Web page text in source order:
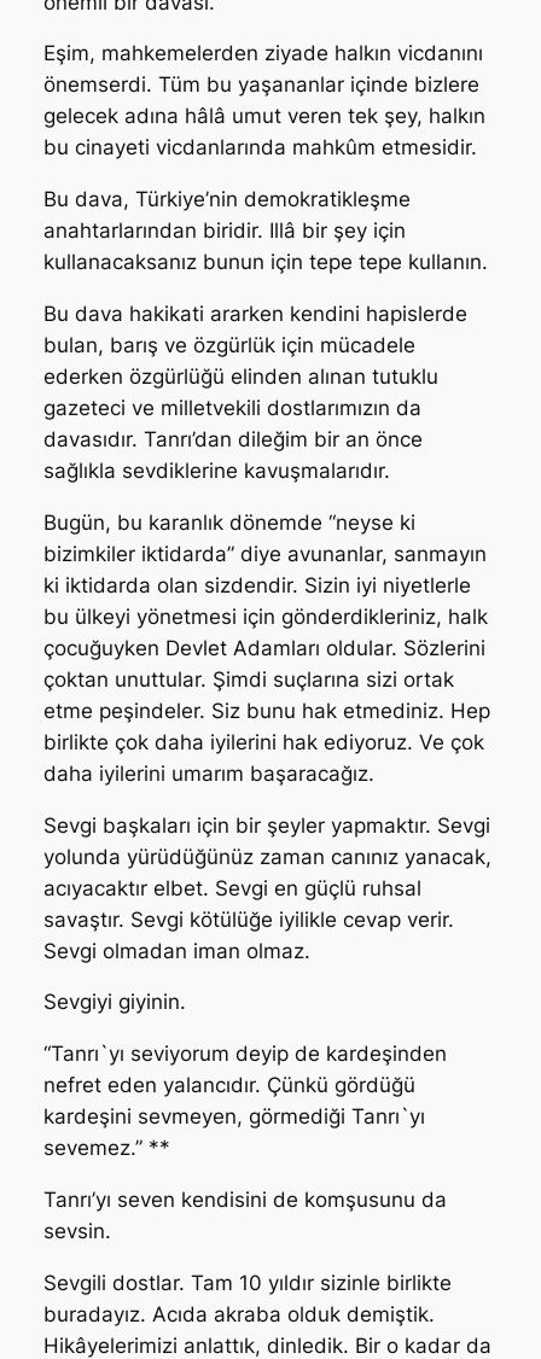
Eşim, mahkemelerden ziyade halkın vicdanını
önemserdi. Tüm bu yaşananlar içinde bizlere
gelecek adına hâlâ umut veren tek şey, halkın
bu cinayeti vicdanlarında mahkûm etmesidir.
Bu dava, Türkiye’nin demokratikleşme
anahtarlarından biridir. Illâ bir şey için
kullanacaksanız bunun için tepe tepe kullanın.
Bu dava hakikati ararken kendini hapislerde
bulan, barış ve özgürlük için mücadele
ederken özgürlüğü elinden alınan tutuklu
gazeteci ve milletvekili dostlarımızın da
davasıdır. Tanrı’dan dileğim bir an önce
sağlıkla sevdiklerine kavuşmalarıdır.
Bugün, bu karanlık dönemde “neyse ki
bizimkiler iktidarda” diye avunanlar, sanmayın
ki iktidarda olan sizdendir. Sizin iyi niyetlerle
bu ülkeyi yönetmesi için gönderdikleriniz, halk
çocuğuyken Devlet Adamları oldular. Sözlerini
çoktan unuttular. Şimdi suçlarına sizi ortak
etme peşindeler. Siz bunu hak etmediniz. Hep
birlikte çok daha iyilerini hak ediyoruz. Ve çok
daha iyilerini umarım başaracağız.
Sevgi başkaları için bir şeyler yapmaktır. Sevgi
yolunda yürüdüğünüz zaman canınız yanacak,
acıyacaktır elbet. Sevgi en güçlü ruhsal
savaştır. Sevgi kötülüğe iyilikle cevap verir.
Sevgi olmadan iman olmaz.
Sevgiyi giyinin.
“Tanrı`yı seviyorum deyip de kardeşinden
nefret eden yalancıdır. Çünkü gördüğü
kardeşini sevmeyen, görmediği Tanrı`yı
sevemez.” **
Tanrı’yı seven kendisini de komşusunu da
sevsin.
Sevgili dostlar. Tam 10 yıldır sizinle birlikte
buradayız. Acıda akraba olduk demiştik.
Hikâyelerimizi anlattık, dinledik. Bir o kadar da